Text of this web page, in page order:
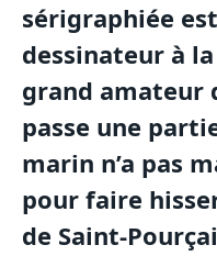
sérigraphiée
dessinateur à
grand amateur
passe une
marin n’a pas
pour faire
de Saint-